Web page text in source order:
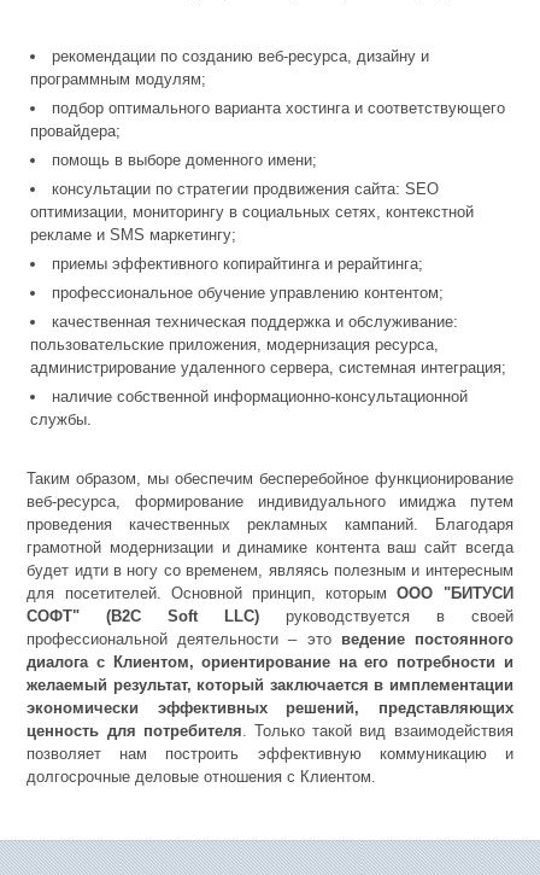
рекомендации по созданию веб-ресурса, дизайну и
программным модулям;
подбор оптимального варианта хостинга и соответствующего
провайдера;
помощь в выборе доменного имени;
консультации по стратегии продвижения сайта: SEO
оптимизации, мониторингу в социальных сетях, контекстной
рекламе и SMS маркетингу;
приемы эффективного копирайтинга и рерайтинга;
профессиональное обучение управлению контентом;
качественная техническая поддержка и обслуживание:
пользовательские приложения, модернизация ресурса,
администрирование удаленного сервера, системная интеграция;
наличие собственной информационно-консультационной
службы.
Таким образом, мы обеспечим бесперебойное функционирование
веб-ресурса, формирование индивидуального имиджа путем
проведения качественных рекламных кампаний. Благодаря
грамотной модернизации и динамике контента ваш сайт всегда
будет идти в ногу со временем, являясь полезным и интересным
для посетителей. Основной принцип, которымООО "БИТУСИ
СОФТ" (B2C Soft LLC) руководствуется в своей
профессиональной деятельности – это ведение постоянного
диалога с Клиентом, ориентирование на его потребности и
желаемый результат, который заключается в имплементации
экономически эффективных решений, представляющих
ценность для потребителя. Только такой вид взаимодействия
позволяет нам построить эффективную коммуникацию и
долгосрочные деловые отношения с Клиентом.